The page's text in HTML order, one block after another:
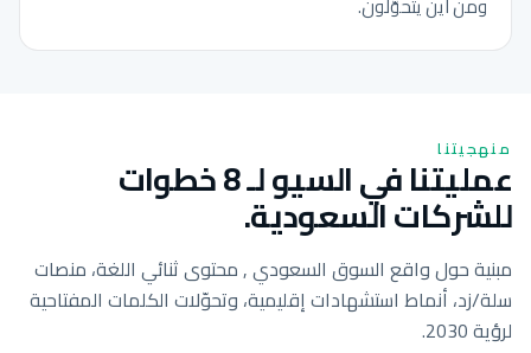
منهجيتنا
عمليتنا في السيو لـ 8 خطوات
للشركات السعودية.
مبنية حول واقع السوق السعودي , محتوى ثنائي اللغة، منصات
سلة/زد، أنماط استشهادات إقليمية، وتحوّلات الكلمات المفتاحية
لرؤية 2030.